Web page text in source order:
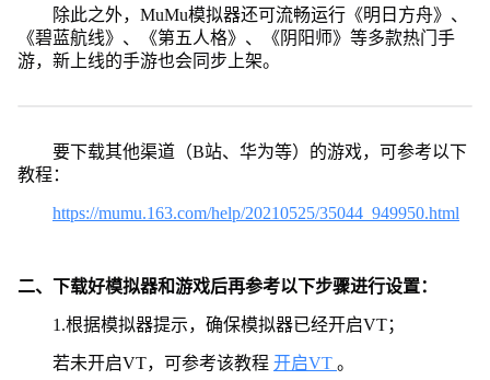
除此之外，MuMu模拟器还可流畅运行《明日方舟》、
《碧蓝航线》、《第五人格》、《阴阳师》等多款热门手
游，新上线的手游也会同步上架。
要下载其他渠道（B站、华为等）的游戏，可参考以下
教程：
https://mumu.163.com/help/20210525/35044_949950.html
二、下载好模拟器和游戏后再参考以下步骤进行设置：
1.根据模拟器提示，确保模拟器已经开启VT；
若未开启VT，可参考该教程 开启VT 。